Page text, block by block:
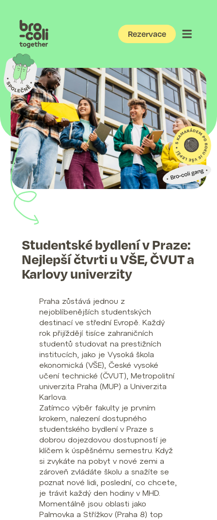
Rezervace
Studentské bydlení v Praze:
Nejlepší čtvrti u VŠE, ČVUT a
Karlovy univerzity
Praha zůstává jednou z
nejoblíbenějších studentských
destinací ve střední Evropě. Každý
rok přijíždějí tisíce zahraničních
studentů studovat na prestižních
institucích, jako je Vysoká škola
ekonomická (VŠE), České vysoké
učení technické (ČVUT), Metropolitní
univerzita Praha (MUP) a Univerzita
Karlova.
Zatímco výběr fakulty je prvním
krokem, nalezení dostupného
studentského bydlení v Praze s
dobrou dojezdovou dostupností je
klíčem k úspěšnému semestru. Když
si zvykáte na pobyt v nové zemi a
zároveň zvládáte školu a snažíte se
poznat nové lidi, poslední, co chcete,
je trávit každý den hodiny v MHD.
Momentálně jsou oblasti jako
Palmovka a Střížkov (Praha 8) top